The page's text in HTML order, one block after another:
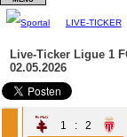
LIVE-TICKER
Live-Ticker Ligue 1
02.05.2026
1 : 2